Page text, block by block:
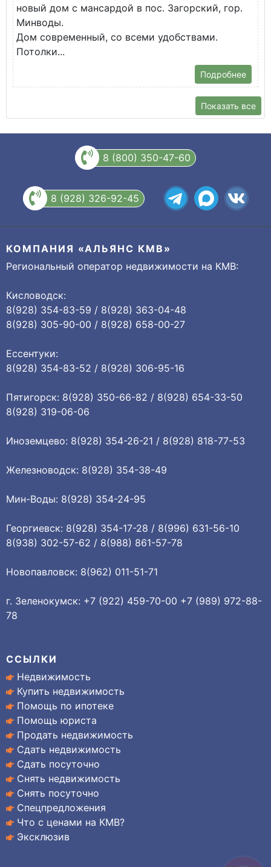
новый дом с мансардой в пос. Загорский, гор.
Минводы.
Дом современный, со всеми удобствами.
Потолки...
Подробнее
Показать все
8 (800) 350-47-60
8 (928) 326-92-45
КОМПАНИЯ «АЛЬЯНС КМВ»
Региональный оператор недвижимости на КМВ:
Кисловодск:
8(928) 354-83-59 / 8(928) 363-04-48
8(928) 305-90-00 / 8(928) 658-00-27
Ессентуки:
8(928) 354-83-52 / 8(928) 306-95-16
Пятигорск: 8(928) 350-66-82 / 8(928) 654-33-50
8(928) 319-06-06
Иноземцево: 8(928) 354-26-21 / 8(928) 818-77-53
Железноводск: 8(928) 354-38-49
Мин-Воды: 8(928) 354-24-95
Георгиевск: 8(928) 354-17-28 / 8(996) 631-56-10
8(938) 302-57-62 / 8(988) 861-57-78
Новопавловск: 8(962) 011-51-71
г. Зеленокумск: +7 (922) 459-70-00 +7 (989) 972-88-
78
ССЫЛКИ
Недвижимость
Купить недвижимость
Помощь по ипотеке
Помощь юриста
Продать недвижимость
Сдать недвижимость
Сдать посуточно
Снять недвижимость
Снять посуточно
Спецпредложения
Что с ценами на КМВ?
Эксклюзив